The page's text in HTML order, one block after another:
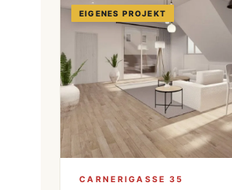
EIGENES PROJEKT
CARNERIGASSE 35